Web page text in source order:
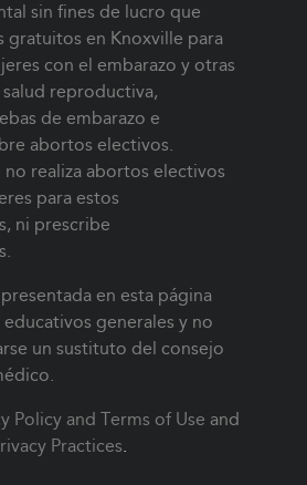
sin fines de lucro que
gratuitos en Knoxville para
con el embarazo y otras
reproductiva,
de embarazo e
abortos electivos.
realiza abortos electivos
para estos
ni prescribe
en esta página
generales y no
un sustituto del consejo
Policy and Terms of Use and
Practices.